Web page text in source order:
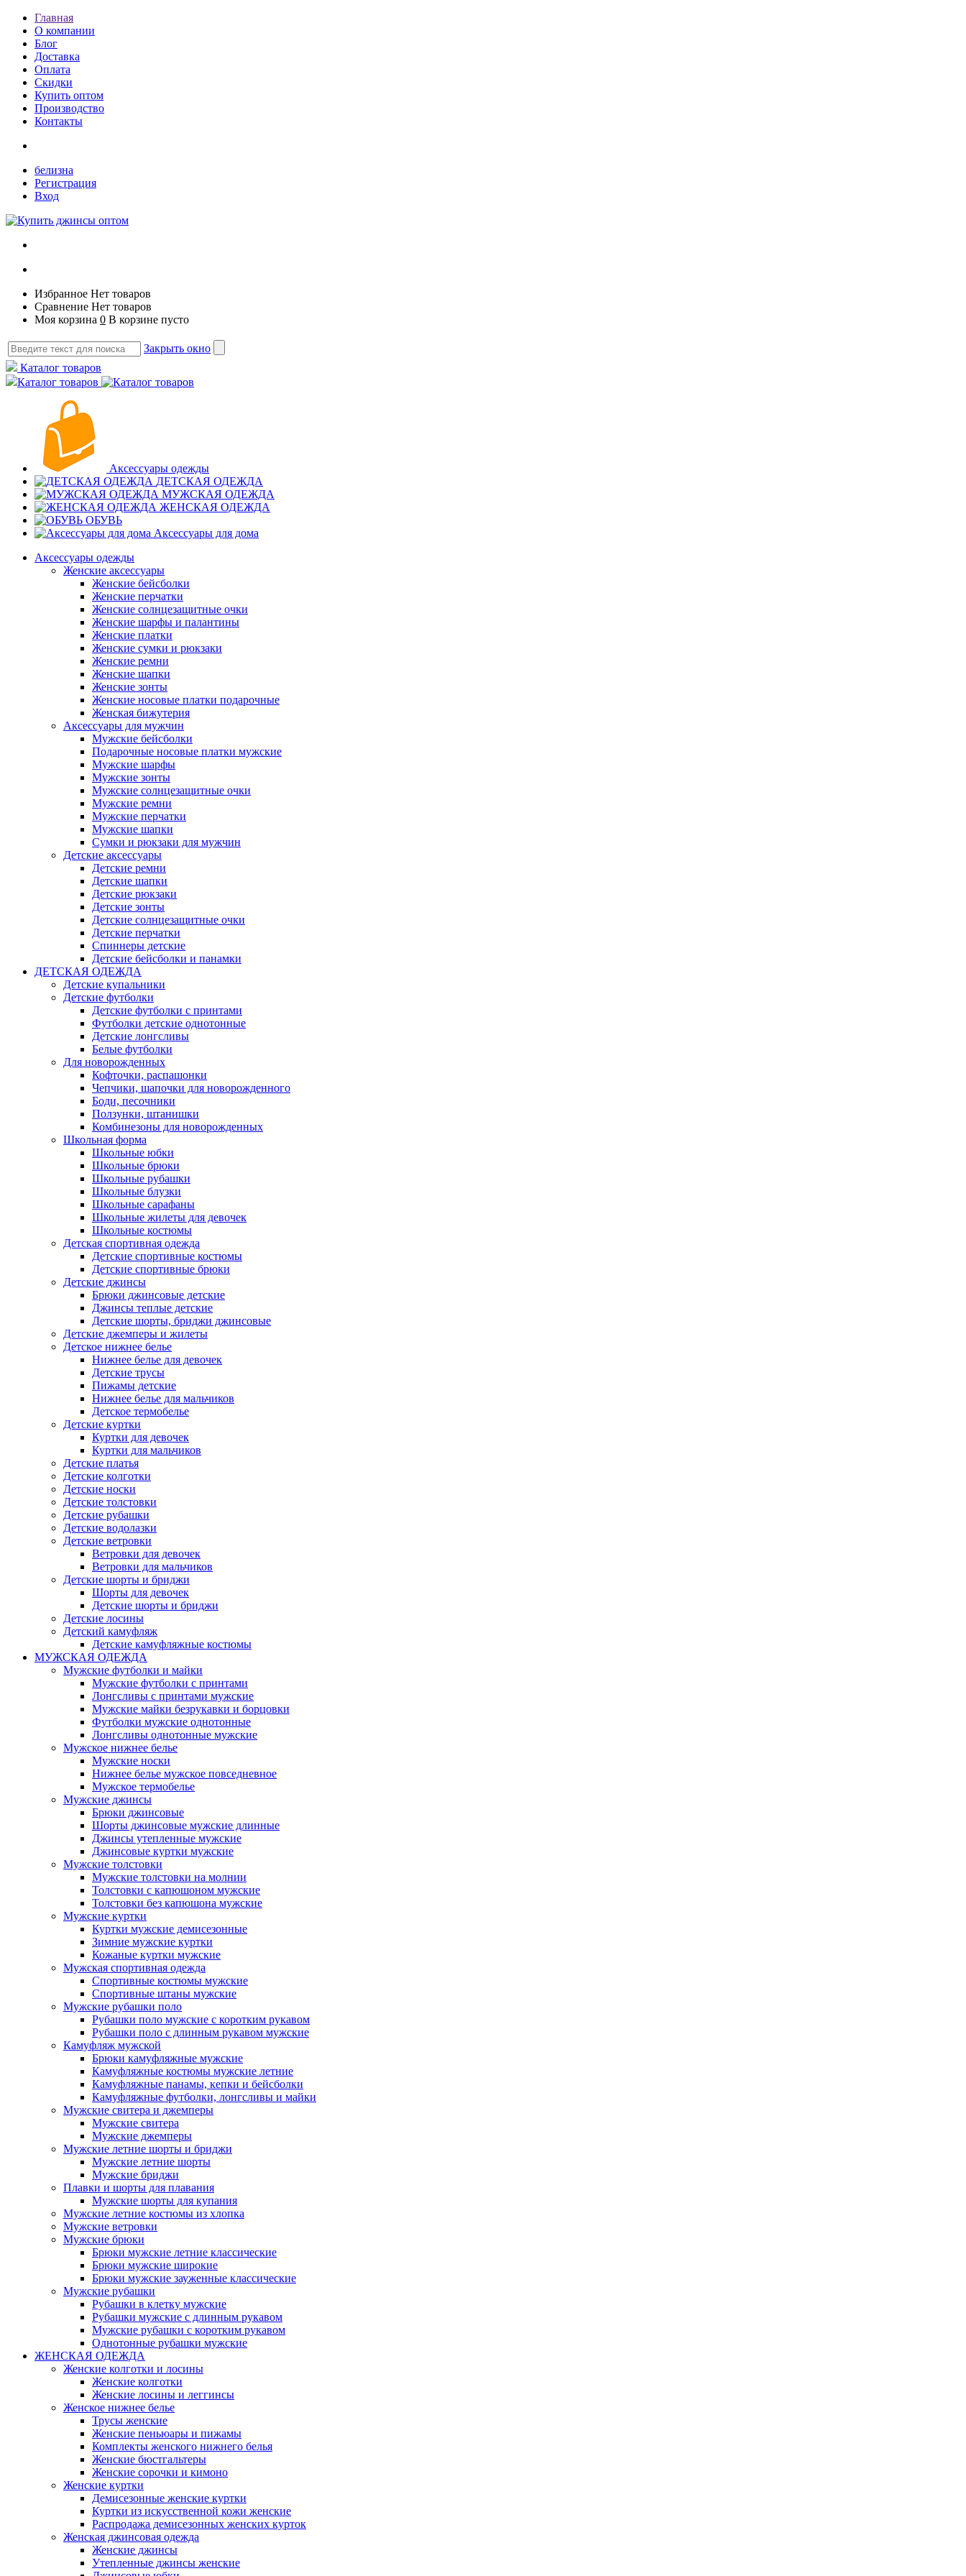
Главная
О компании
Блог
Доставка
Оплата
Скидки
Купить оптом
Производство
Контакты
белизна
Регистрация
Вход
Избранное Нет товаров
Сравнение Нет товаров
Моя корзина 0 В корзине пусто
Закрыть окно
Каталог товаров
Каталог товаров
Аксессуары одежды
ДЕТСКАЯ ОДЕЖДА
МУЖСКАЯ ОДЕЖДА
ЖЕНСКАЯ ОДЕЖДА
ОБУВЬ
Аксессуары для дома
Аксессуары одежды
Женские аксессуары
Женские бейсболки
Женские перчатки
Женские солнцезащитные очки
Женские шарфы и палантины
Женские платки
Женские сумки и рюкзаки
Женские ремни
Женские шапки
Женские зонты
Женские носовые платки подарочные
Женская бижутерия
Аксессуары для мужчин
Мужские бейсболки
Подарочные носовые платки мужские
Мужские шарфы
Мужские зонты
Мужские солнцезащитные очки
Мужские ремни
Мужские перчатки
Мужские шапки
Сумки и рюкзаки для мужчин
Детские аксессуары
Детские ремни
Детские шапки
Детские рюкзаки
Детские зонты
Детские солнцезащитные очки
Детские перчатки
Спиннеры детские
Детские бейсболки и панамки
ДЕТСКАЯ ОДЕЖДА
Детские купальники
Детские футболки
Детские футболки с принтами
Футболки детские однотонные
Детские лонгсливы
Белые футболки
Для новорожденных
Кофточки, распашонки
Чепчики, шапочки для новорожденного
Боди, песочники
Ползунки, штанишки
Комбинезоны для новорожденных
Школьная форма
Школьные юбки
Школьные брюки
Школьные рубашки
Школьные блузки
Школьные сарафаны
Школьные жилеты для девочек
Школьные костюмы
Детская спортивная одежда
Детские спортивные костюмы
Детские спортивные брюки
Детские джинсы
Брюки джинсовые детские
Джинсы теплые детские
Детские шорты, бриджи джинсовые
Детские джемперы и жилеты
Детское нижнее белье
Нижнее белье для девочек
Детские трусы
Пижамы детские
Нижнее белье для мальчиков
Детское термобелье
Детские куртки
Куртки для девочек
Куртки для мальчиков
Детские платья
Детские колготки
Детские носки
Детские толстовки
Детские рубашки
Детские водолазки
Детские ветровки
Ветровки для девочек
Ветровки для мальчиков
Детские шорты и бриджи
Шорты для девочек
Детские шорты и бриджи
Детские лосины
Детский камуфляж
Детские камуфляжные костюмы
МУЖСКАЯ ОДЕЖДА
Мужские футболки и майки
Мужские футболки с принтами
Лонгсливы с принтами мужские
Мужские майки безрукавки и борцовки
Футболки мужские однотонные
Лонгсливы однотонные мужские
Мужское нижнее белье
Мужские носки
Нижнее белье мужское повседневное
Мужское термобелье
Мужские джинсы
Брюки джинсовые
Шорты джинсовые мужские длинные
Джинсы утепленные мужские
Джинсовые куртки мужские
Мужские толстовки
Мужские толстовки на молнии
Толстовки с капюшоном мужские
Толстовки без капюшона мужские
Мужские куртки
Куртки мужские демисезонные
Зимние мужские куртки
Кожаные куртки мужские
Мужская спортивная одежда
Спортивные костюмы мужские
Спортивные штаны мужские
Мужские рубашки поло
Рубашки поло мужские с коротким рукавом
Рубашки поло с длинным рукавом мужские
Камуфляж мужской
Брюки камуфляжные мужские
Камуфляжные костюмы мужские летние
Камуфляжные панамы, кепки и бейсболки
Камуфляжные футболки, лонгсливы и майки
Мужские свитера и джемперы
Мужские свитера
Мужские джемперы
Мужские летние шорты и бриджи
Мужские летние шорты
Мужские бриджи
Плавки и шорты для плавания
Мужские шорты для купания
Мужские летние костюмы из хлопка
Мужские ветровки
Мужские брюки
Брюки мужские летние классические
Брюки мужские широкие
Брюки мужские зауженные классические
Мужские рубашки
Рубашки в клетку мужские
Рубашки мужские с длинным рукавом
Мужские рубашки с коротким рукавом
Однотонные рубашки мужские
ЖЕНСКАЯ ОДЕЖДА
Женские колготки и лосины
Женские колготки
Женские лосины и леггинсы
Женское нижнее белье
Трусы женские
Женские пеньюары и пижамы
Комплекты женского нижнего белья
Женские бюстгальтеры
Женские сорочки и кимоно
Женские куртки
Демисезонные женские куртки
Куртки из искусственной кожи женские
Распродажа демисезонных женских курток
Женская джинсовая одежда
Женские джинсы
Утепленные джинсы женские